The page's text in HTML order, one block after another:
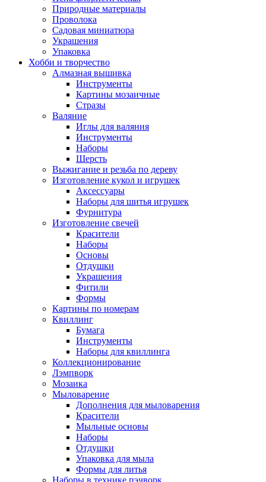
Природные материалы
Проволока
Садовая миниатюра
Украшения
Упаковка
Хобби и творчество
Алмазная вышивка
Инструменты
Картины мозаичные
Стразы
Валяние
Иглы для валяния
Инструменты
Наборы
Шерсть
Выжигание и резьба по дереву
Изготовление кукол и игрушек
Аксессуары
Наборы для шитья игрушек
Фурнитура
Изготовление свечей
Красители
Наборы
Основы
Отдушки
Украшения
Фитили
Формы
Картины по номерам
Квиллинг
Бумага
Инструменты
Наборы для квиллинга
Коллекционирование
Лэмпворк
Мозаика
Мыловарение
Дополнения для мыловарения
Красители
Мыльные основы
Наборы
Отдушки
Упаковка для мыла
Формы для литья
Наборы в технике пэчворк